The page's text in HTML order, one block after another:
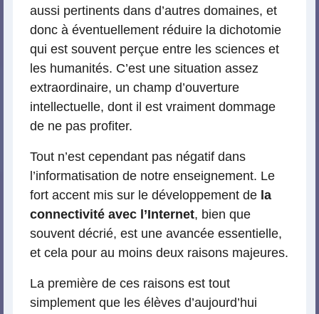
aussi pertinents dans d’autres domaines, et
donc à éventuellement réduire la dichotomie
qui est souvent perçue entre les sciences et
les humanités. C’est une situation assez
extraordinaire, un champ d’ouverture
intellectuelle, dont il est vraiment dommage
de ne pas profiter.
Tout n’est cependant pas négatif dans
l’informatisation de notre enseignement. Le
fort accent mis sur le développement de la
connectivité avec l’Internet, bien que
souvent décrié, est une avancée essentielle,
et cela pour au moins deux raisons majeures.
La première de ces raisons est tout
simplement que les élèves d’aujourd’hui